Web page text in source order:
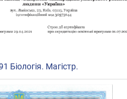
Біологія. Магістр.